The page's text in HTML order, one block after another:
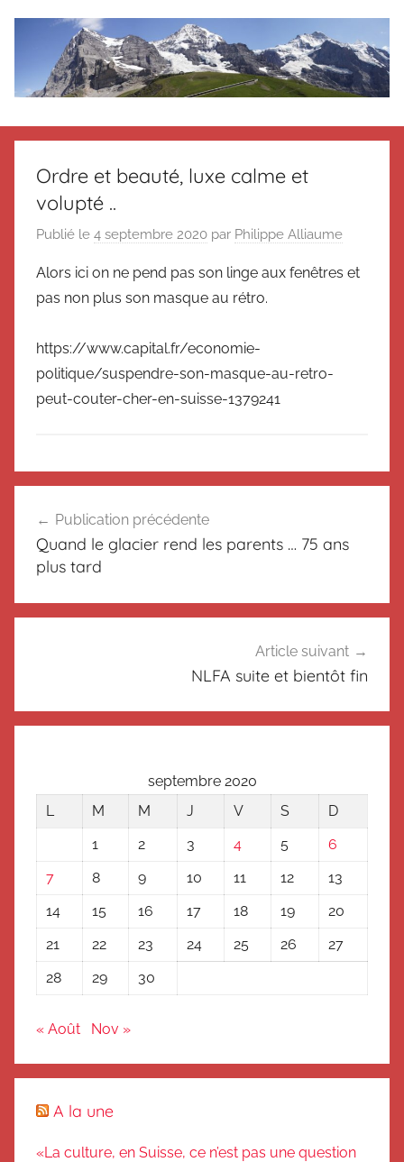
Le
blog
de
Suisse
Magazine
Suisse
Suisse
Messager
Suisse
Ordre et beauté, luxe calme et
volupté ..
Publié le 4 septembre 2020 par Philippe Alliaume
Alors ici on ne pend pas son linge aux fenêtres et
pas non plus son masque au rétro.
https://www.capital.fr/economie-
politique/suspendre-son-masque-au-retro-
peut-couter-cher-en-suisse-1379241
N
c
l
a
de
l’article
Publication précédente
Quand le glacier rend les parents … 75 ans
plus tard
Article suivant
NLFA suite et bientôt fin
septembre 2020
L
M M J V S
D
1
2 3 4 5
6
7
8 9 10 11 12
13
14
15 16 17 18 19
20
21
22 23 24 25 26
27
28
29 30
« Août Nov »
A la une
«La culture, en Suisse, ce n’est pas une question